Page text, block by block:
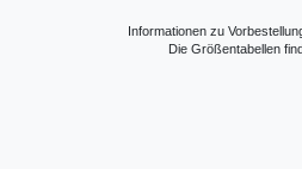
Informationen zu
Die Größentabellen